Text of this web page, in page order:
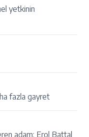
yetkinin
fazla gayret
adam: Erol Battal